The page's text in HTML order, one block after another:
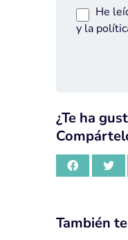
He
y la
¿Te ha
También